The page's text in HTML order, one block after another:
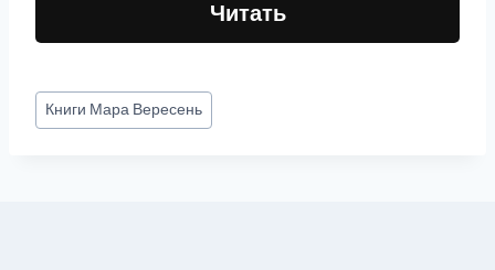
Читать
Метки
записи:
Книги Мара Вересень